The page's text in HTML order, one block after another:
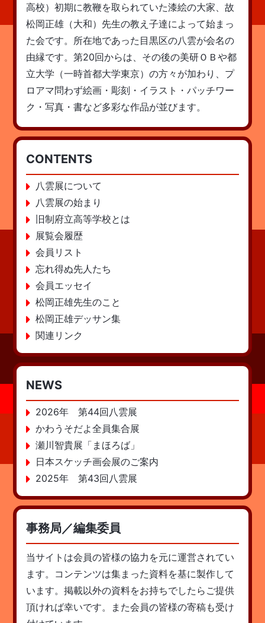
高校）初期に教鞭を取られていた漆絵の大家、故
松岡正雄（大和）先生の教え子達によって始まっ
た会です。所在地であった目黒区の八雲が会名の
由縁です。第20回からは、その後の美研ＯＢや都
立大学（一時首都大学東京）の方々が加わり、プ
ロアマ問わず絵画・彫刻・イラスト・パッチワー
ク・写真・書など多彩な作品が並びます。
CONTENTS
八雲展について
八雲展の始まり
旧制府立高等学校とは
展覧会履歴
会員リスト
忘れ得ぬ先人たち
会員エッセイ
松岡正雄先生のこと
松岡正雄デッサン集
関連リンク
NEWS
2026年 第44回八雲展
かわうそだよ全員集合展
瀬川智貴展「まほろば」
日本スケッチ画会展のご案内
2025年 第43回八雲展
事務局／編集委員
当サイトは会員の皆様の協力を元に運営されてい
ます。コンテンツは集まった資料を基に製作して
います。掲載以外の資料をお持ちでしたらご提供
頂ければ幸いです。また会員の皆様の寄稿も受け